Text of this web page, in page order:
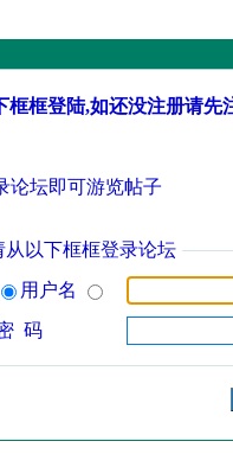
框登陆,如还没注册请先
论坛即可游览帖子
从以下框框登录论坛
用户名
码